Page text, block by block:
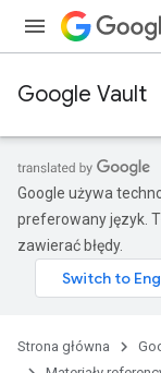
Google Vault
Google używa
preferowany język.
zawierać błędy.
Strona główna